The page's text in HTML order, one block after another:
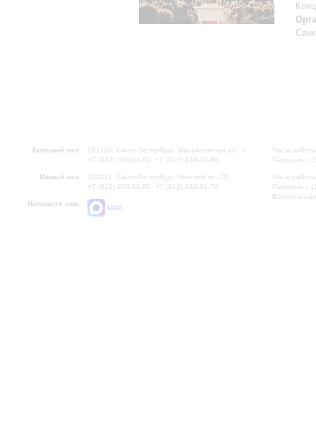
Большой зал:
191186, Санкт-Петербург, Михайловская ул., 2
+7 (812) 240-01-00, +7 (812) 240-01-80
Малый зал:
191011, Санкт-Петербург, Невский пр., 30
+7 (812) 240-01-00, +7 (812) 240-01-70
Напишите нам:
MAX
Часы
Перерыв с
Часы
Перерыв с
Вопросы